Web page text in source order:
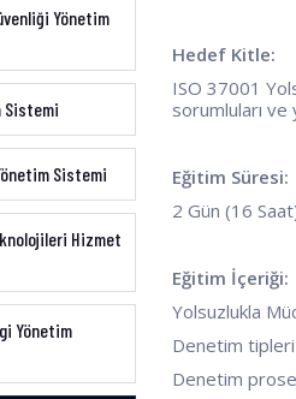
Yönetim
Sistemi
Sistemi
Hizmet
Yönetim
Hedef Kitle:
ISO 37001
sorumluları ve
Eğitim Süresi:
2 Gün (16
Eğitim İçeriği:
Yolsuzlukla
Denetim
Denetim